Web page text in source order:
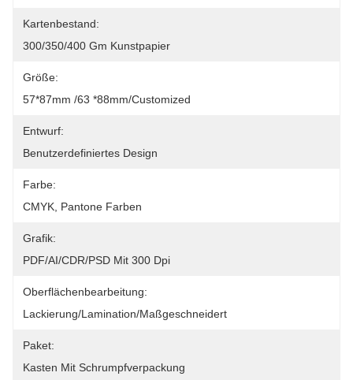
Kartenbestand:
300/350/400 Gm Kunstpapier
Größe:
57*87mm /63 *88mm/Customized
Entwurf:
Benutzerdefiniertes Design
Farbe:
CMYK, Pantone Farben
Grafik:
PDF/AI/CDR/PSD Mit 300 Dpi
Oberflächenbearbeitung:
Lackierung/Lamination/Maßgeschneidert
Paket:
Kasten Mit Schrumpfverpackung